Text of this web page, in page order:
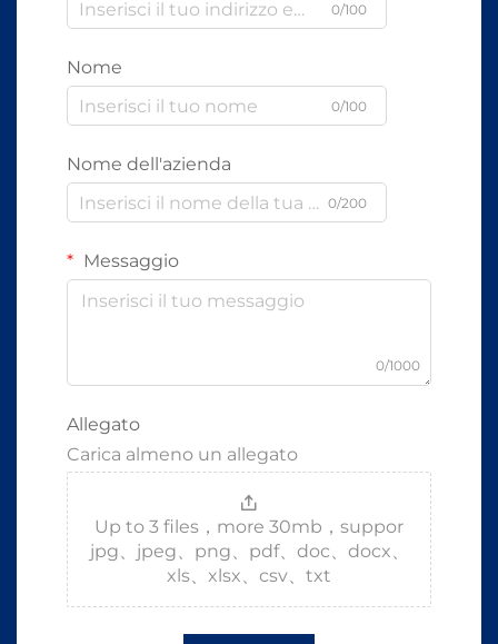
0/100
Nome
0/100
Nome dell'azienda
0/200
Messaggio
0/1000
Allegato
Carica almeno un allegato
Up to 3 files，more 30mb，suppor
jpg、jpeg、png、pdf、doc、docx、
xls、xlsx、csv、txt